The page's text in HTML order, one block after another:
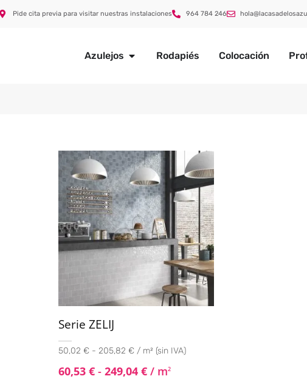
Pide cita previa para visitar nuestras instalaciones 964 784 246
Azulejos Rodapiés Colocación
Serie ZELIJ
50,02 € - 205,82 € / m² (sin IVA)
60,53 € - 249,04 € / m2